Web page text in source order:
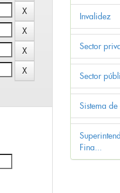
Invalidez
Sector
Sector
Sistema
Fina...